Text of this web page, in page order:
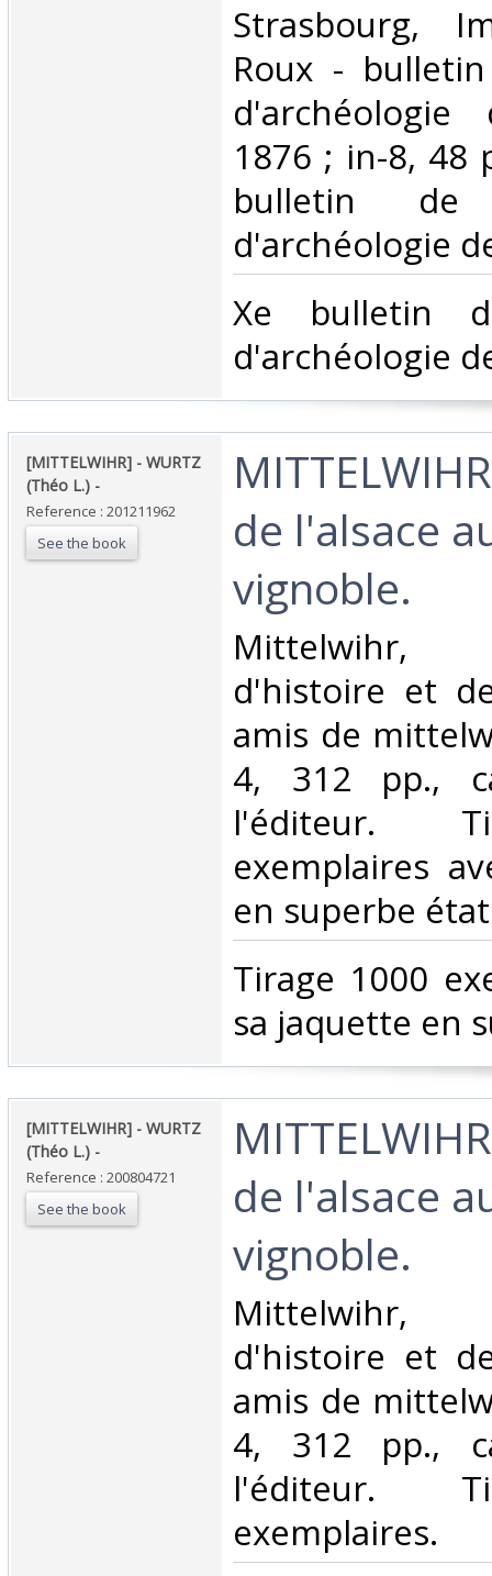
‎Strasbourg,
Roux -
1876 ; in-8, 48
bulletin
d'archéologie
‎Xe bulletin
d'archéologie
‎[MITTELWIHR] - WURTZ
(Théo L.) - ‎
Reference : 201211962
See the book
de l'alsace
vignoble. ‎
‎Mittelwihr,
d'histoire et
amis de
4, 312 pp.,
l'éditeur.
exemplaires
en superbe
‎Tirage 1000
sa jaquette en
‎[MITTELWIHR] - WURTZ
(Théo L.) - ‎
Reference : 200804721
See the book
de l'alsace
vignoble. ‎
‎Mittelwihr,
d'histoire et
amis de
4, 312 pp.,
l'éditeur.
exemplaires.‎